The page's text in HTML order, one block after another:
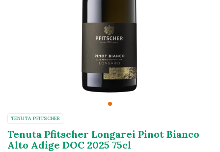
TENUTA PFITSCHER
Tenuta Pfitscher Longarei Pinot Bianco
Alto Adige DOC 2025 75cl